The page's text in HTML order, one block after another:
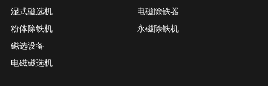
湿式磁选机
粉体除铁机
磁选设备
电磁磁选机
电磁除铁器
永磁除铁机